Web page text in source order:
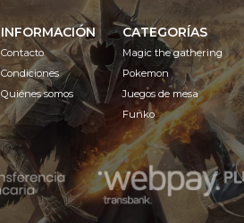
INFORMACIÓN
Contacto
Condiciones
Quiénes somos
CATEGORÍAS
Magic the gathering
Pokemon
Juegos de mesa
Funko